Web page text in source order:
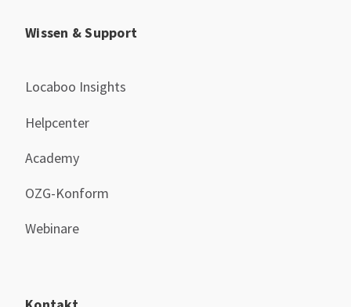
Wissen & Support
Locaboo Insights
Helpcenter
Academy
OZG-Konform
Webinare